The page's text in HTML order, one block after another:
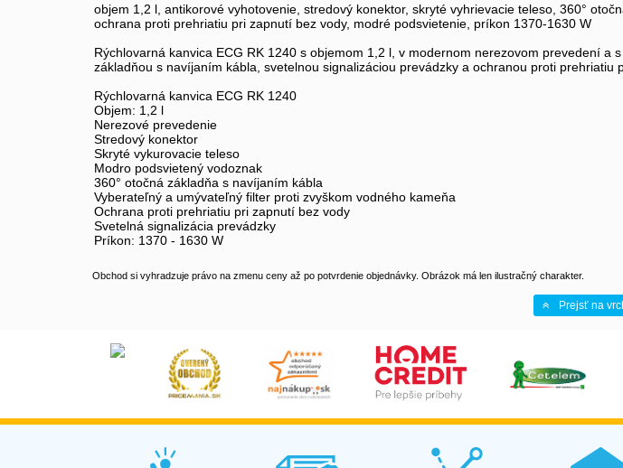
objem 1,2 l, antikorové vyhotovenie, stredový konektor, skryté vyhrievacie teleso, 360°
ochrana proti prehriatiu pri zapnutí bez vody, modré podsvietenie, príkon 1370-1630 W
Rýchlovarná kanvica ECG RK 1240 s objemom 1,2 l, v modernom nerezovom prevedení
základňou s navíjaním kábla, svetelnou signalizáciou prevádzky a ochranou proti prehriatiu
Rýchlovarná kanvica ECG RK 1240
Objem: 1,2 l
Nerezové prevedenie
Stredový konektor
Skryté vykurovacie teleso
Modro podsvietený vodoznak
360° otočná základňa s navíjaním kábla
Vyberateľný a umývateľný filter proti zvyškom vodného kameňa
Ochrana proti prehriatiu pri zapnutí bez vody
Svetelná signalizácia prevádzky
Príkon: 1370 - 1630 W
Obchod si vyhradzuje právo na zmenu ceny až po potvrdenie objednávky. Obrázok má len ilustračný charakter.
Prejsť na